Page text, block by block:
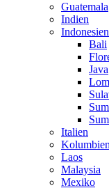
Guatemala
Indien
Indonesien
Bali
Java
Italien
Kolumbien
Laos
Malaysia
Mexiko